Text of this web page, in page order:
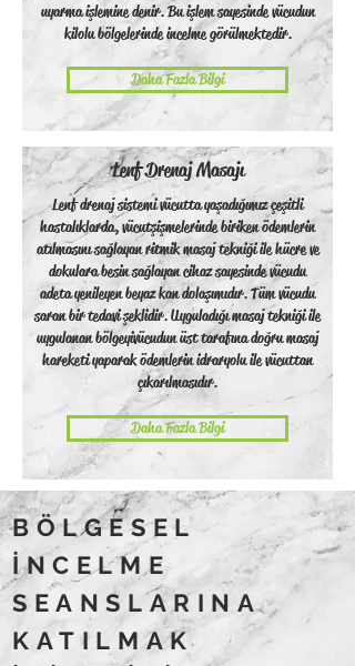
uyarma işlemine denir. Bu işlem sayesinde vücudun
kilolu bölgelerinde incelme görülmektedir.
Daha Fazla Bilgi
Lenf drenaj sistemi vücutta yaşadığımız çeşitli
hastalıklarda, vücut şişmelerinde biriken ödemlerin
atılmasını sağlayan ritmik masaj tekniği ile hücre ve
dokulara besin sağlayan cihaz sayesinde vücudu
adeta yenileyen beyaz kan dolaşımıdır. Tüm vücudu
saran bir tedavi şeklidir. Uyguladığı masaj tekniği ile
uygulanan bölgeyi vücudun üst tarafına doğru masaj
hareketi yaparak ödemlerin idrar yolu ile vücuttan
çıkarılmasıdır.
Lenf Drenaj Masajı
Daha Fazla Bilgi
BÖLGESEL
İNCELME
SEANSLARINA
KATILMAK